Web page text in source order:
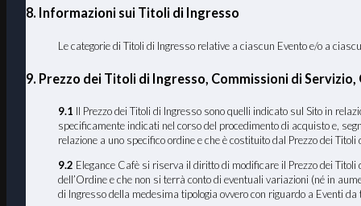
8. Informazioni sui Titoli di Ingresso
Le categorie di Titoli di Ingresso relative a ciascun Evento e/o a
9. Prezzo dei Titoli di Ingresso, Commissioni di
9.1 Il Prezzo dei Titoli di Ingresso sono quelli indicato sul Sito in
specificamente indicati nel corso del procedimento di acquisto e,
relazione a uno specifico ordine e che è costituito dal Prezzo dei Titoli
9.2 Elegance Cafè si riserva il diritto di modificare il Prezzo dei
dell’Ordine e che non si terrà conto di eventuali variazioni (né in
di Ingresso della medesima tipologia ovvero con riguardo a Eventi